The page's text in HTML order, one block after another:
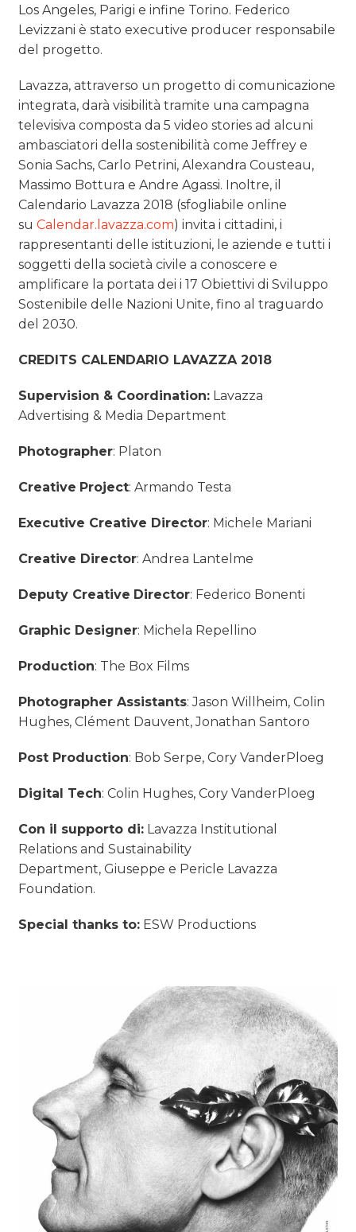
Los Angeles, Parigi e infine Torino. Federico
Levizzani è stato executive producer responsabile
del progetto.
Lavazza, attraverso un progetto di comunicazione
integrata, darà visibilità tramite una campagna
televisiva composta da 5 video stories ad alcuni
ambasciatori della sostenibilità come Jeffrey e
Sonia Sachs, Carlo Petrini, Alexandra Cousteau,
Massimo Bottura e Andre Agassi. Inoltre, il
Calendario Lavazza 2018 (sfogliabile online
suCalendar.lavazza.com) invita i cittadini, i
rappresentanti delle istituzioni, le aziende e tutti i
soggetti della società civile a conoscere e
amplificare la portata dei i 17 Obiettivi di Sviluppo
Sostenibile delle Nazioni Unite, fino al traguardo
del 2030.
CREDITS CALENDARIO LAVAZZA 2018
Supervision & Coordination: Lavazza
Advertising & Media Department
Photographer: Platon
Creative Project: Armando Testa
Executive Creative Director: Michele Mariani
Creative Director: Andrea Lantelme
Deputy Creative Director: Federico Bonenti
Graphic Designer: Michela Repellino
Production: The Box Films
Photographer Assistants: Jason Willheim, Colin
Hughes, Clément Dauvent, Jonathan Santoro
Post Production: Bob Serpe, Cory VanderPloeg
Digital Tech: Colin Hughes, Cory VanderPloeg
Con il supporto di: Lavazza Institutional
Relations and Sustainability
Department, Giuseppe e Pericle Lavazza
Foundation.
Special thanks to: ESW Productions